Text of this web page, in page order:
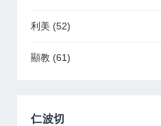
利美 (52)
顯教 (61)
仁波切